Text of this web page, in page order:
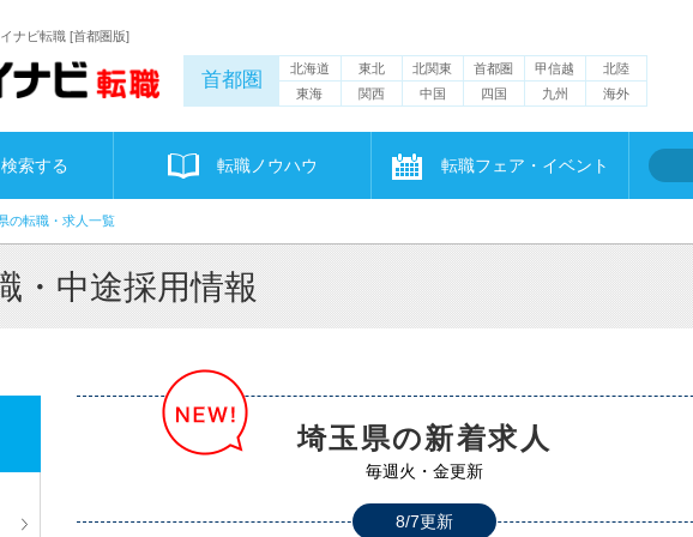
ナビ転職 [首都圏版]
首都圏 北海道 東北 北関東 首都圏 甲信越
北陸
東海
関西 中国 四国 九州 海外
索する 転職ノウハウ 転職フェア・イベント
の転職・求人一覧
・中途採用情報
埼玉県の新着求人
毎週火・金更新
8/7更新